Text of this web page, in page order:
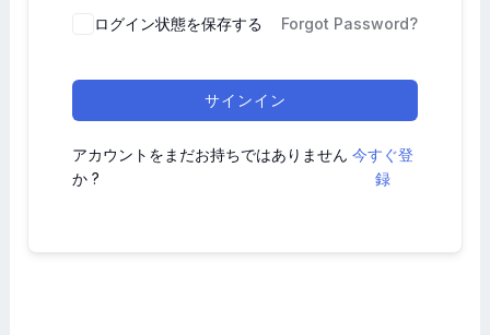
ログイン状態を保存する Forgot Password?
サインイン
アカウントをまだお持ちではありません
か ?
今すぐ登
録